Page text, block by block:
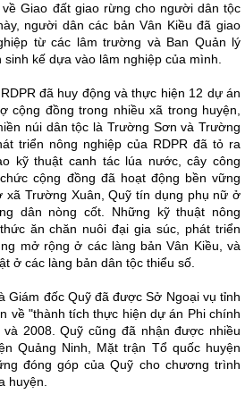
Giao đất giao rừng cho người dân tộc
người dân các bản Vân Kiều đã giao
từ các lâm trường và Ban Quản lý
kế dựa vào lâm nghiệp của mình.
đã huy động và thực hiện 12 dự án
cộng đồng trong nhiều xã trong huyện,
núi dân tộc là Trường Sơn và Trường
triển nông nghiệp của RDPR đã tỏ ra
kỹ thuật canh tác lúa nước, cây công
cộng đồng đã hoạt động bền vững
xã Trường Xuân, Quỹ tín dụng phụ nữ ở
dân nòng cốt. Những kỹ thuật nông
ăn chăn nuôi đại gia súc, phát triển
mở rộng ở các làng bản Vân Kiều, và
ở các làng bản dân tộc thiểu số.
đốc Quỹ đã được Sở Ngoại vụ tỉnh
về "thành tích thực hiện dự án Phi chính
2008. Quỹ cũng đã nhận được nhiều
Quảng Ninh, Mặt trận Tổ quốc huyện
đóng góp của Quỹ cho chương trình
huyện.